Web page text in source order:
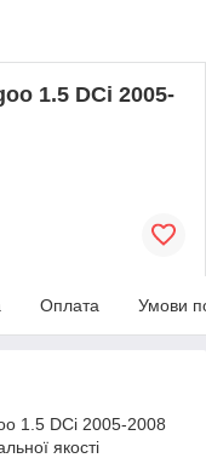
1.5 DCi 2005-
Оплата Умови
1.5 DCi 2005-2008
якості